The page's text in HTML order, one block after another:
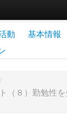
動
基本情報
/
（８）勤勉性